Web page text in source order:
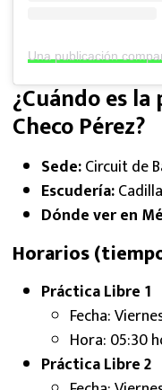
¿Cuándo es
Checo Pérez?
Sede:Circuit de
Escudería:
Dónde ver en
Horarios
Práctica Libre 1
Fecha:
Hora: 05:30
Práctica Libre 2